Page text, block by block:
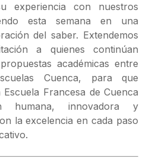
experiencia con nuestros
esta semana en una
del saber. Extendemos
a quienes continúan
académicas entre
Cuenca, para que
Francesa de Cuenca
humana, innovadora y
la excelencia en cada paso